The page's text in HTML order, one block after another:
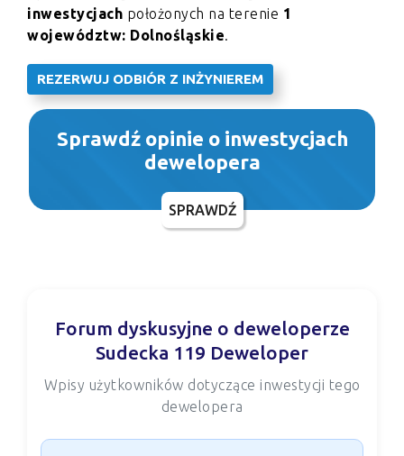
inwestycjach położonych na terenie 1
województw: Dolnośląskie.
REZERWUJ ODBIÓR Z INŻYNIEREM
Sprawdź opinie o inwestycjach
dewelopera
SPRAWDŹ
Forum dyskusyjne o deweloperze
Sudecka 119 Deweloper
Wpisy użytkowników dotyczące inwestycji tego
dewelopera